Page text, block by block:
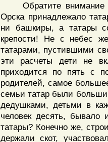
Обратите внимание –
Орска принадлежало
ни башкиры, а татары
крепости! Не с небес
татарами, пустившими
эти расчеты дети не
приходится по пять с
родителей, самое
семьи татар были
дедушками, детьми в
человек десять,
татары? Конечно же,
держали скот,